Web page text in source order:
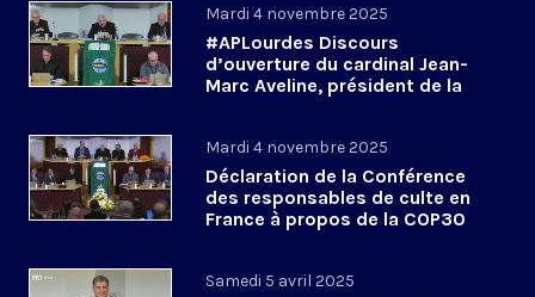
Mardi 4 novembre 2025
#APLourdes Discours
d’ouverture du cardinal Jean-
Marc Aveline, président de la
Mardi 4 novembre 2025
Déclaration de la Conférence
des responsables de culte en
France à propos de la COP30
Samedi 5 avril 2025